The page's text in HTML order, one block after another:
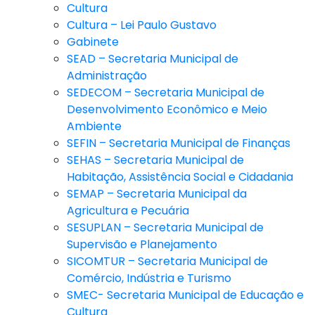
Cultura
Cultura – Lei Paulo Gustavo
Gabinete
SEAD – Secretaria Municipal de
Administração
SEDECOM – Secretaria Municipal de
Desenvolvimento Econômico e Meio
Ambiente
SEFIN – Secretaria Municipal de Finanças
SEHAS – Secretaria Municipal de
Habitação, Assistência Social e Cidadania
SEMAP – Secretaria Municipal da
Agricultura e Pecuária
SESUPLAN – Secretaria Municipal de
Supervisão e Planejamento
SICOMTUR – Secretaria Municipal de
Comércio, Indústria e Turismo
SMEC- Secretaria Municipal de Educação e
Cultura